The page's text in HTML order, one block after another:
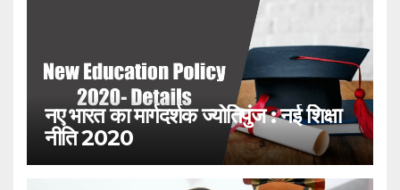
नए भारत का मार्गदर्शक ज्योतिपुंज : नई शिक्षा
नीति 2020